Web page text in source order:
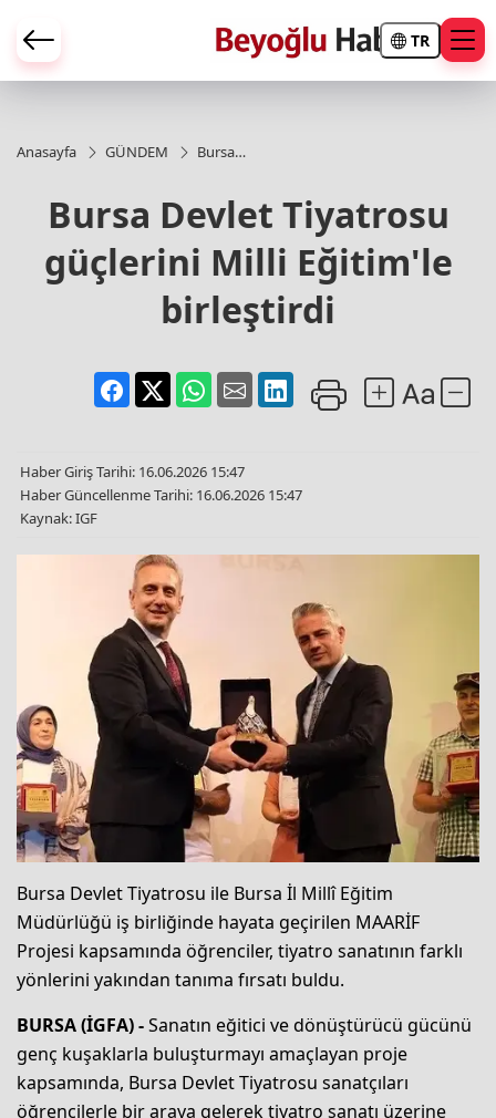
TR
Anasayfa GÜNDEM
Bursa
güçlerini
Milli
Eğitim'le
birleştirdi
Bursa Devlet Tiyatrosu
güçlerini Milli Eğitim'le
birleştirdi
Haber Giriş Tarihi: 16.06.2026 15:47
Haber Güncellenme Tarihi: 16.06.2026 15:47
Kaynak: IGF
Bursa Devlet Tiyatrosu ile Bursa İl Millî Eğitim
Müdürlüğü iş birliğinde hayata geçirilen MAARİF
Projesi kapsamında öğrenciler, tiyatro sanatının farklı
yönlerini yakından tanıma fırsatı buldu.
BURSA (İGFA) -Sanatın eğitici ve dönüştürücü gücünü
genç kuşaklarla buluşturmayı amaçlayan proje
kapsamında, Bursa Devlet Tiyatrosu sanatçıları
öğrencilerle bir araya gelerek tiyatro sanatı üzerine